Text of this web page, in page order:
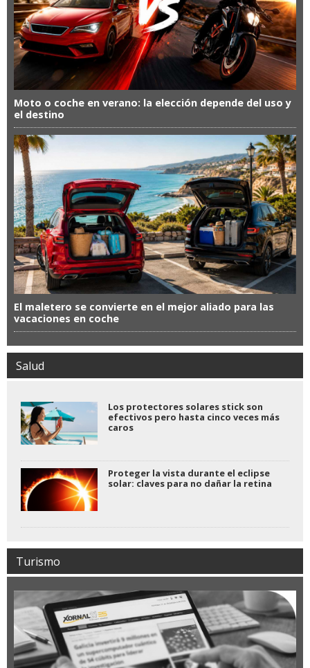
Moto o coche en verano: la elección depende del uso y
el destino
El maletero se convierte en el mejor aliado para las
vacaciones en coche
Salud
Los protectores solares stick son
efectivos pero hasta cinco veces más
caros
Proteger la vista durante el eclipse
solar: claves para no dañar la retina
Turismo